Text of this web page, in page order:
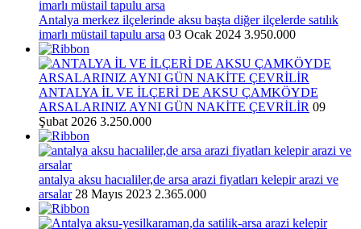
Antalya merkez ilçelerinde aksu başta diğer ilçelerde satılık
imarlı müstail tapulu arsa 03 Ocak 2024 3.950.000
ANTALYA İL VE İLÇERİ DE AKSU ÇAMKÖYDE
ARSALARINIZ AYNI GÜN NAKİTE ÇEVRİLİR 09
Şubat 2026 3.250.000
antalya aksu hacıaliler,de arsa arazi fiyatları kelepir arazi ve
arsalar 28 Mayıs 2023 2.365.000